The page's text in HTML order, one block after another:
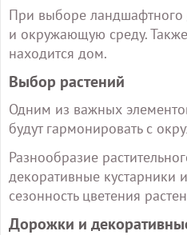
При выборе ландшафтного
и окружающую среду.
находится дом.
Выбор растений
Одним из важных
будут гармонировать с
Разнообразие
декоративные кустарники
сезонность цветения
Дорожки и